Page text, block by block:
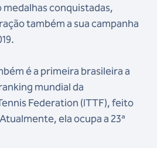
conquistadas,
também a sua campanha
é a primeira brasileira a
mundial da
Federation (ITTF), feito
ela ocupa a 23ª